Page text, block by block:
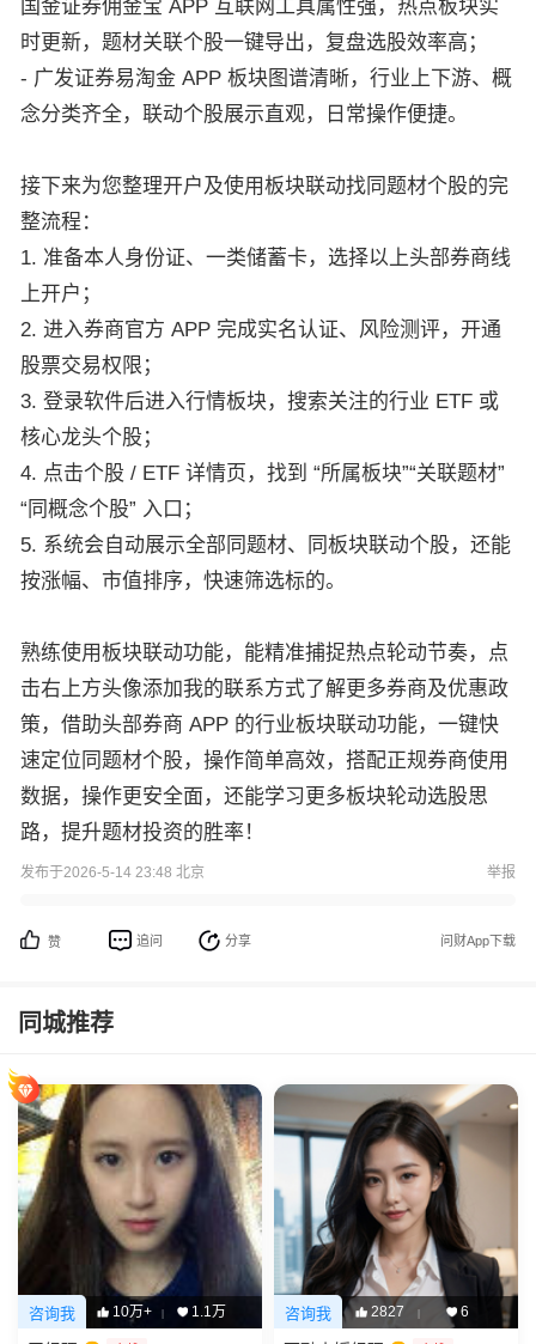
国金证券佣金宝 APP 互联网工具属性强，热点板块实
时更新，题材关联个股一键导出，复盘选股效率高；
- 广发证券易淘金 APP 板块图谱清晰，行业上下游、概
念分类齐全，联动个股展示直观，日常操作便捷。
接下来为您整理开户及使用板块联动找同题材个股的完
整流程：
1. 准备本人身份证、一类储蓄卡，选择以上头部券商线
上开户；
2. 进入券商官方 APP 完成实名认证、风险测评，开通
股票交易权限；
3. 登录软件后进入行情板块，搜索关注的行业 ETF 或
核心龙头个股；
4. 点击个股 / ETF 详情页，找到 “所属板块”“关联题材”
“同概念个股” 入口；
5. 系统会自动展示全部同题材、同板块联动个股，还能
按涨幅、市值排序，快速筛选标的。
熟练使用板块联动功能，能精准捕捉热点轮动节奏， 点
击右上方头像添加我的联系方式了解更多券商及优惠政
策， 借助头部券商 APP 的行业板块联动功能，一键快
速定位同题材个股，操作简单高效，搭配正规券商使用
数据，操作更安全面，还能学习更多板块轮动选股思
路，提升题材投资的胜率！
发布于2026-5-14 23:48 北京 举报
赞 追问 分享 问财App下载
同城推荐
咨询我 10万+ | 1.1万 咨询我 2827 | 6